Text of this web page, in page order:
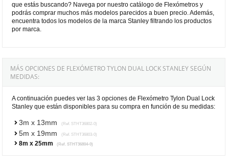
que estás buscando? Navega por nuestro catálogo de Flexómetros y
podrás comprar muchos más modelos parecidos a buen precio. Además,
encuentra todos los modelos de la marca Stanley filtrando los productos
por marca.
MÁS OPCIONES DE FLEXÓMETRO TYLON DUAL LOCK STANLEY SEGÚN
MEDIDAS:
A continuación puedes ver las 3 opciones de Flexómetro Tylon Dual Lock
Stanley que están disponibles para su compra en función de su medidas:
3m x 13mm (Ref. STHT36802-0)
5m x 19mm (Ref. STHT36803-0)
8m x 25mm (Ref. STHT36804-0)